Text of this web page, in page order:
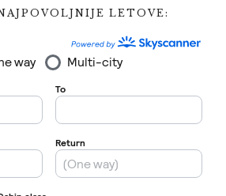
LETOVE: